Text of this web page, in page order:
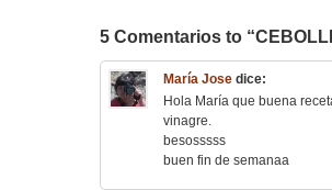
5 Comentarios to
María Jose dice:
Hola María que buena
vinagre.
besosssss
buen fin de semanaa